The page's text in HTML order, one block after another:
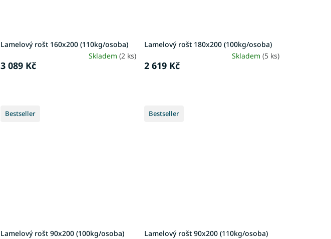
Lamelový rošt 160x200 (110kg/osoba)
Skladem (2 ks)
3 089 Kč
Lamelový rošt 180x200 (100kg/osoba)
Skladem (5 ks)
2 619 Kč
Bestseller
Lamelový rošt 90x200 (100kg/osoba)
Bestseller
Lamelový rošt 90x200 (110kg/osoba)